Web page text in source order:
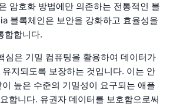
암호화 방법에만 의존하는 전통적인 블
블록체인은 보안을 강화하고 효율성을
합합니다.
심은 기밀 컴퓨팅을 활용하여 데이터가
지되도록 보장하는 것입니다. 이는 안
높은 수준의 기밀성이 요구되는 애플
합니다. 유권자 데이터를 보호함으로써